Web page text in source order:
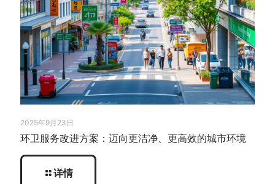
2025年9月23日
环卫服务改进方案：迈向更洁净、更高效的城市环境
详情